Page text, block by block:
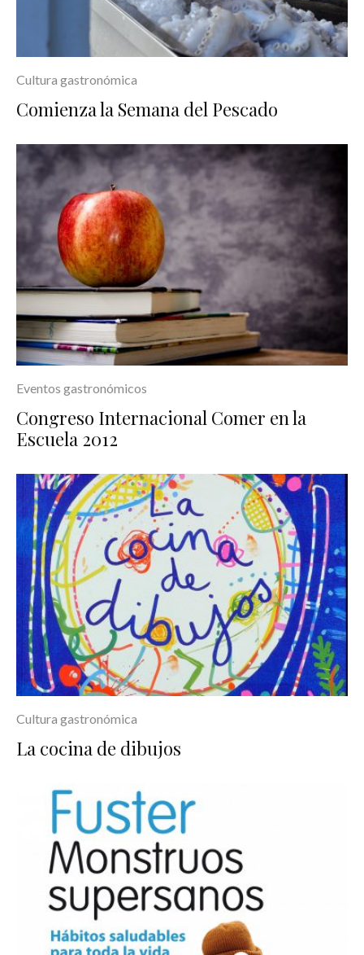
Cultura gastronómica
Comienza la Semana del Pescado
Eventos gastronómicos
Congreso Internacional Comer en la
Escuela 2012
Cultura gastronómica
La cocina de dibujos